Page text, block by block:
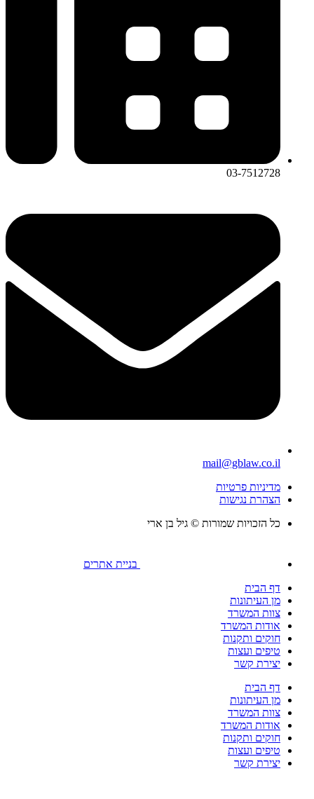
03-7512728
mail@gblaw.co.il
מדיניות פרטיות
הצהרת נגישות
כל הזכויות שמורות © גיל בן ארי
בניית אתרים
דף הבית
מן העיתונות
צוות המשרד
אודות המשרד
חוקים ותקנות
טיפים ועצות
יצירת קשר
דף הבית
מן העיתונות
צוות המשרד
אודות המשרד
חוקים ותקנות
טיפים ועצות
יצירת קשר